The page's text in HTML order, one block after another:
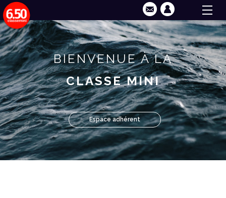
BIENVENUE À LA
CLASSE MINI
Espace adhérent